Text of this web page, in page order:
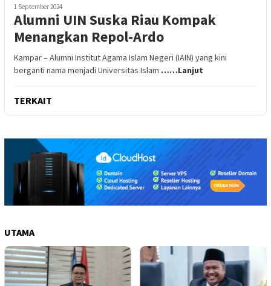
1 September 2024
Alumni UIN Suska Riau Kompak
Menangkan Repol-Ardo
Kampar – Alumni Institut Agama Islam Negeri (IAIN) yang kini
berganti nama menjadi Universitas Islam ……Lanjut
TERKAIT
UTAMA